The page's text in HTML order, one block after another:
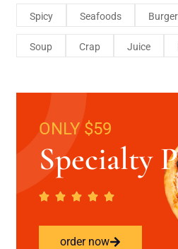
Spicy Seafoods Burger
Soup Crap Juice
ONLY $59
Specialty
order now